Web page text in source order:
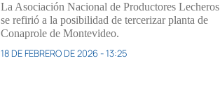
La Asociación Nacional de Productores Lecheros
se refirió a la posibilidad de tercerizar planta de
Conaprole de Montevideo.
18 DE FEBRERO DE 2026 - 13:25